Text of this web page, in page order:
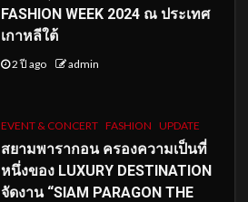
FASHION WEEK 2024 ณ ประเทศ
เกาหลีใต้
2 ปี ago admin
EVENT & CONCERT FASHION UPDATE
สยามพารากอน ครองความเป็นที่
หนึ่งของ LUXURY DESTINATION
จัดงาน “SIAM PARAGON THE